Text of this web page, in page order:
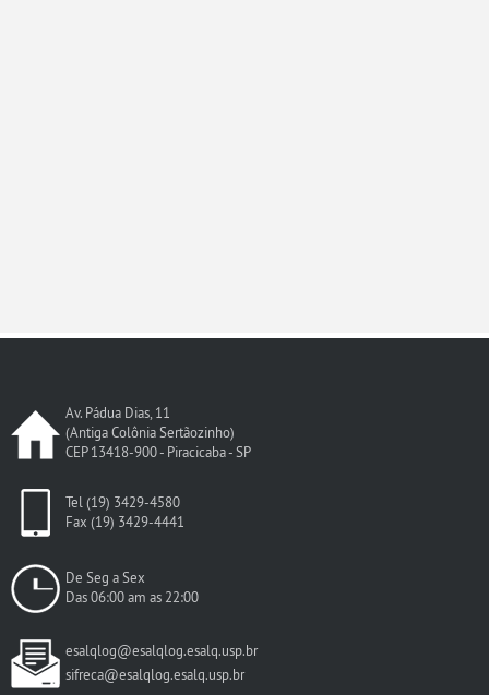
Av. Pádua Dias, 11
(Antiga Colônia Sertãozinho)
CEP 13418-900 - Piracicaba - SP
Tel (19) 3429-4580
Fax (19) 3429-4441
De Seg a Sex
Das 06:00 am as 22:00
esalqlog@esalqlog.esalq.usp.br
sifreca@esalqlog.esalq.usp.br